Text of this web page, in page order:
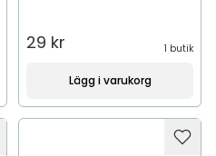
29 kr 1 butik
Lägg i varukorg